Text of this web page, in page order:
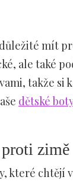
mít
ale také
takže si
dětské
zimě
které chtějí